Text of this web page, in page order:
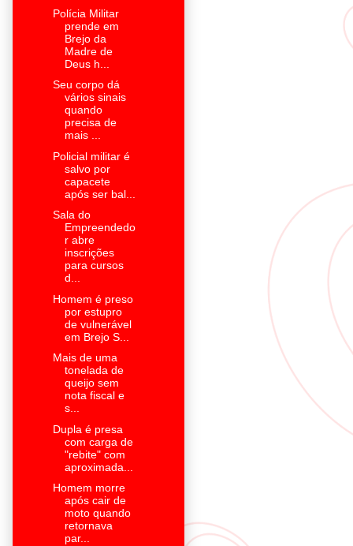
Polícia Militar
prende em
Brejo da
Madre de
Deus h...
Seu corpo dá
vários sinais
quando
precisa de
mais ...
Policial militar é
salvo por
capacete
após ser bal...
Sala do
Empreendedo
r abre
inscrições
para cursos
d...
Homem é preso
por estupro
de vulnerável
em Brejo S...
Mais de uma
tonelada de
queijo sem
nota fiscal e
s...
Dupla é presa
com carga de
"rebite" com
aproximada...
Homem morre
após cair de
moto quando
retornava
par...